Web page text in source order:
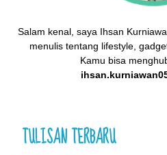
Salam kenal, saya Ihsan
menulis tentang lifestyle,
Kamu bisa
TULISAN TERBARU